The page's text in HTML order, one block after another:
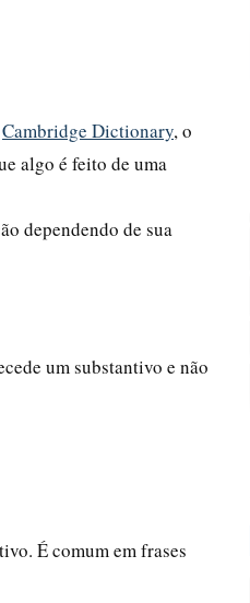
Cambridge Dictionary, o
algo é feito de uma
dependendo de sua
um substantivo e não
É comum em frases